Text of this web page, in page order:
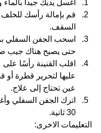
اغسل يديك جيدا بالماء
قم بإمالة رأسك للخلف
السقف.
اسحب الجفن السفلي
حتى يصبح هناك جيب
اقلب القنينة رأسًا
عليها لتحرير قطرة
عين تحتاج إلى علاج.
اترك الجفن السفلي
30 ثانية.
التعليمات الاخرى: